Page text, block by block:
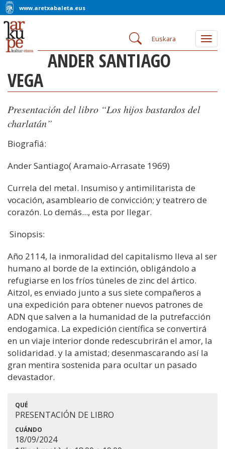
www.aretxabaleta.eus
Euskara
ANDER SANTIAGO
VEGA
Presentación del libro “Los hijos bastardos del
charlatán”
Biografiá:
Ander Santiago( Aramaio-Arrasate 1969)
Currela del metal. Insumiso y antimilitarista de
vocación, asambleario de convicción; y teatrero de
corazón. Lo demás..., esta por llegar.
Sinopsis:
Año 2114, la inmoralidad del capitalismo lleva al ser
humano al borde de la extinción, obligándolo a
refugiarse en los fríos túneles de zinc del ártico.
Aitzol, es enviado junto a sus siete compañeros a
una expedición para obtener nuevos patrones de
ADN que salven a la humanidad de la putrefacción
endogamica. La expedición científica se convertirá
en un viaje interior donde redescubrirán el amor, la
solidaridad. y la amistad; desenmascarando así la
gran mentira sostenida para ocultar un pasado
devastador.
QUÉ
PRESENTACIÓN DE LIBRO
CUÁNDO
18/09/2024